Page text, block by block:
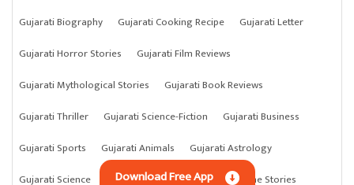
Gujarati Biography
Gujarati Cooking Recipe
Gujarati Letter
Gujarati Horror Stories
Gujarati Film Reviews
Gujarati Mythological Stories
Gujarati Book Reviews
Gujarati Thriller
Gujarati Science-Fiction
Gujarati Business
Gujarati Sports
Gujarati Animals
Gujarati Astrology
Gujarati Science
Gujarati Anything Gujarati Crime Stories
Download Free App